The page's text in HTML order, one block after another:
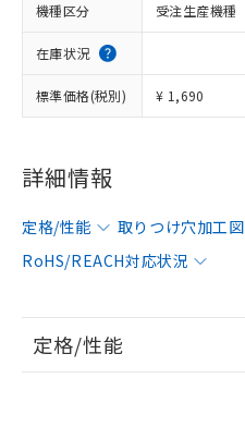
機種区分 受注生産機種
在庫状況
標準価格(税別) ¥ 1,690
詳細情報
定格/性能 取りつけ穴加工図
RoHS/REACH対応状況
定格/性能